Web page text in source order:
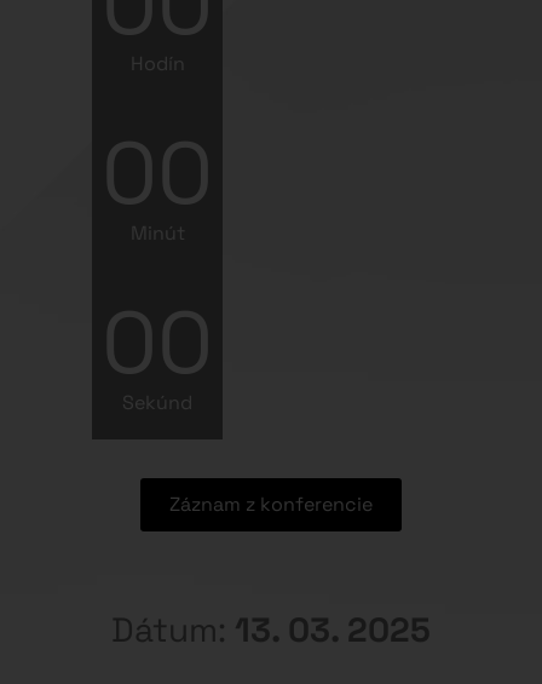
Hodín
00
Minút
00
Sekúnd
Záznam z konferencie
Dátum: 13. 03. 2025